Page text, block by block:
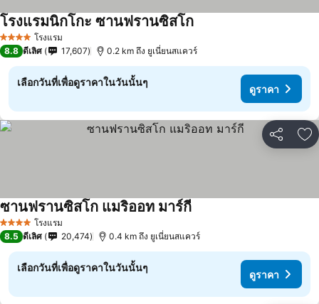
4 ดาว โรงแรม
โรงแรมนิกโกะ ซานฟรานซิสโกดูราคา
8.8 ดีเลิศ 17,607 0.2 km ถึง ยูเนี่ยนสแควร์
เลือกวันที่เพื่อดูราคาในวันนั้นๆ
ดูราคา
แชร์ เ
4 ดาว โรงแรม
ซานฟรานซิสโก แมริออท มาร์กีดูราคา
8.5 ดีเลิศ 20,474 0.4 km ถึง ยูเนี่ยนสแควร์
เลือกวันที่เพื่อดูราคาในวันนั้นๆ
ดูราคา